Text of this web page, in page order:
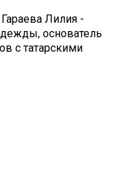
Лилия -
основатель
с татарскими